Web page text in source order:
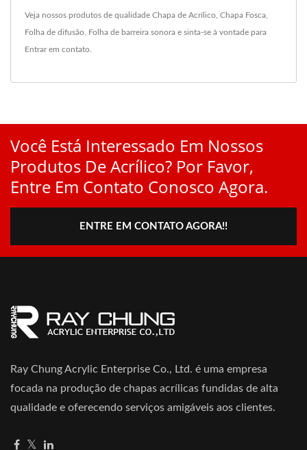
Veja nossos produtos de qualidade Chapa de Acrílico Chapa Fosca
Folha de difusão Folha de barreira sonora e sinta-se à vontade para
Entrar em contato
Você Está Interessado Em Nossos
Produtos De Acrílico? Por Favor,
Entre Em Contato Conosco Agora.
ENTRE EM CONTATO AGORA!!
Ray Chung Acrylic Enterprise Co., Ltd. é uma empresa
focada na produção de chapas acrílicas fundidas de alta
qualidade e oferecendo serviços amigáveis aos clientes.